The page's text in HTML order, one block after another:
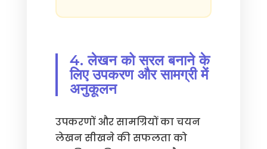
4. लेखन को सरल बनाने के
लिए उपकरण और सामग्री में
अनुकूलन
उपकरणों और सामग्रियों का चयन
लेखन सीखने की सफलता को